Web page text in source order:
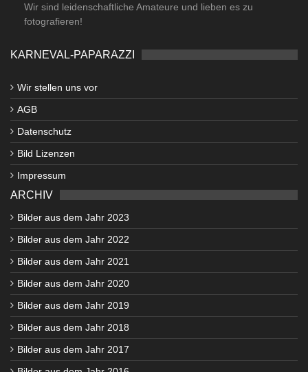
Wir sind leidenschaftliche Amateure und lieben es zu
fotografieren!
KARNEVAL-PAPARAZZI
Wir stellen uns vor
AGB
Datenschutz
Bild Lizenzen
Impressum
ARCHIV
Bilder aus dem Jahr 2023
Bilder aus dem Jahr 2022
Bilder aus dem Jahr 2021
Bilder aus dem Jahr 2020
Bilder aus dem Jahr 2019
Bilder aus dem Jahr 2018
Bilder aus dem Jahr 2017